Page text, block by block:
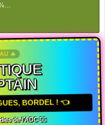
🔥
BORDEL ! 👈
de l'ADC 🏴‍☠️